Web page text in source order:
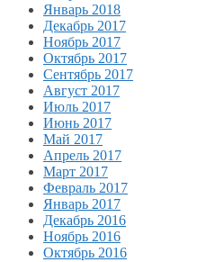
Январь 2018
Декабрь 2017
Ноябрь 2017
Октябрь 2017
Сентябрь 2017
Август 2017
Июль 2017
Июнь 2017
Май 2017
Апрель 2017
Март 2017
Февраль 2017
Январь 2017
Декабрь 2016
Ноябрь 2016
Октябрь 2016